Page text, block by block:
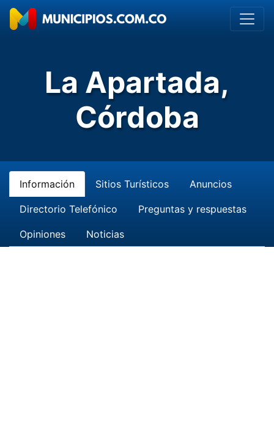
La Apartada,
Córdoba
Información Sitios Turísticos Anuncios
Directorio Telefónico Preguntas y respuestas
Opiniones Noticias